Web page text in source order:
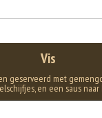
Vis
geserveerd met
en een saus